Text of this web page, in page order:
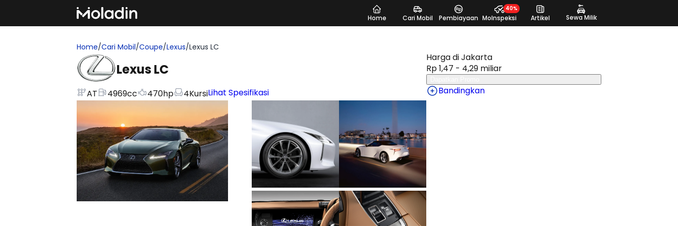
Home Cari Mobil Pembiayaan MoInspeksi
40%
Artikel Sewa Milik
Home/Cari Mobil/Coupe/Lexus/Lexus LC
Lexus LC
AT 4969cc 470hp 4KursiLihat Spesifikasi
Harga di Jakarta
Rp 1,47 - 4,29 miliar
Bandingkan